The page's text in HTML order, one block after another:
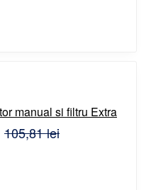
manual si filtru Extra
105,81 lei